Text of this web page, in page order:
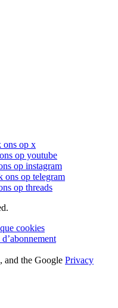
ons op x
op youtube
op instagram
ons op telegram
op threads
cookies
and the Google Privacy